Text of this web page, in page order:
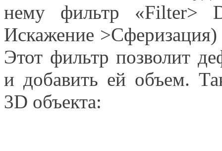
нему фильтр «Filter>
Искажение >Сферизация)
Этот фильтр позволит
и добавить ей объем.
3D объекта: